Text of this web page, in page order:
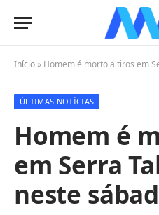
Início » Homem é morto a tiros em
ÚLTIMAS NOTÍCIAS
Homem é
em Serra
neste